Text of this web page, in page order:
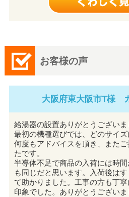
お客様の声
大阪府東大阪市T様
給湯器の設置ありがとうございま
最初の機種選びでは、どのサイズ
何度もアドバイスを頂き、また
たです。
半導体不足で商品の入荷には時
も同じだと思います。入荷後は
て助かりました。工事の方も丁
印象でした。ありがとうございま